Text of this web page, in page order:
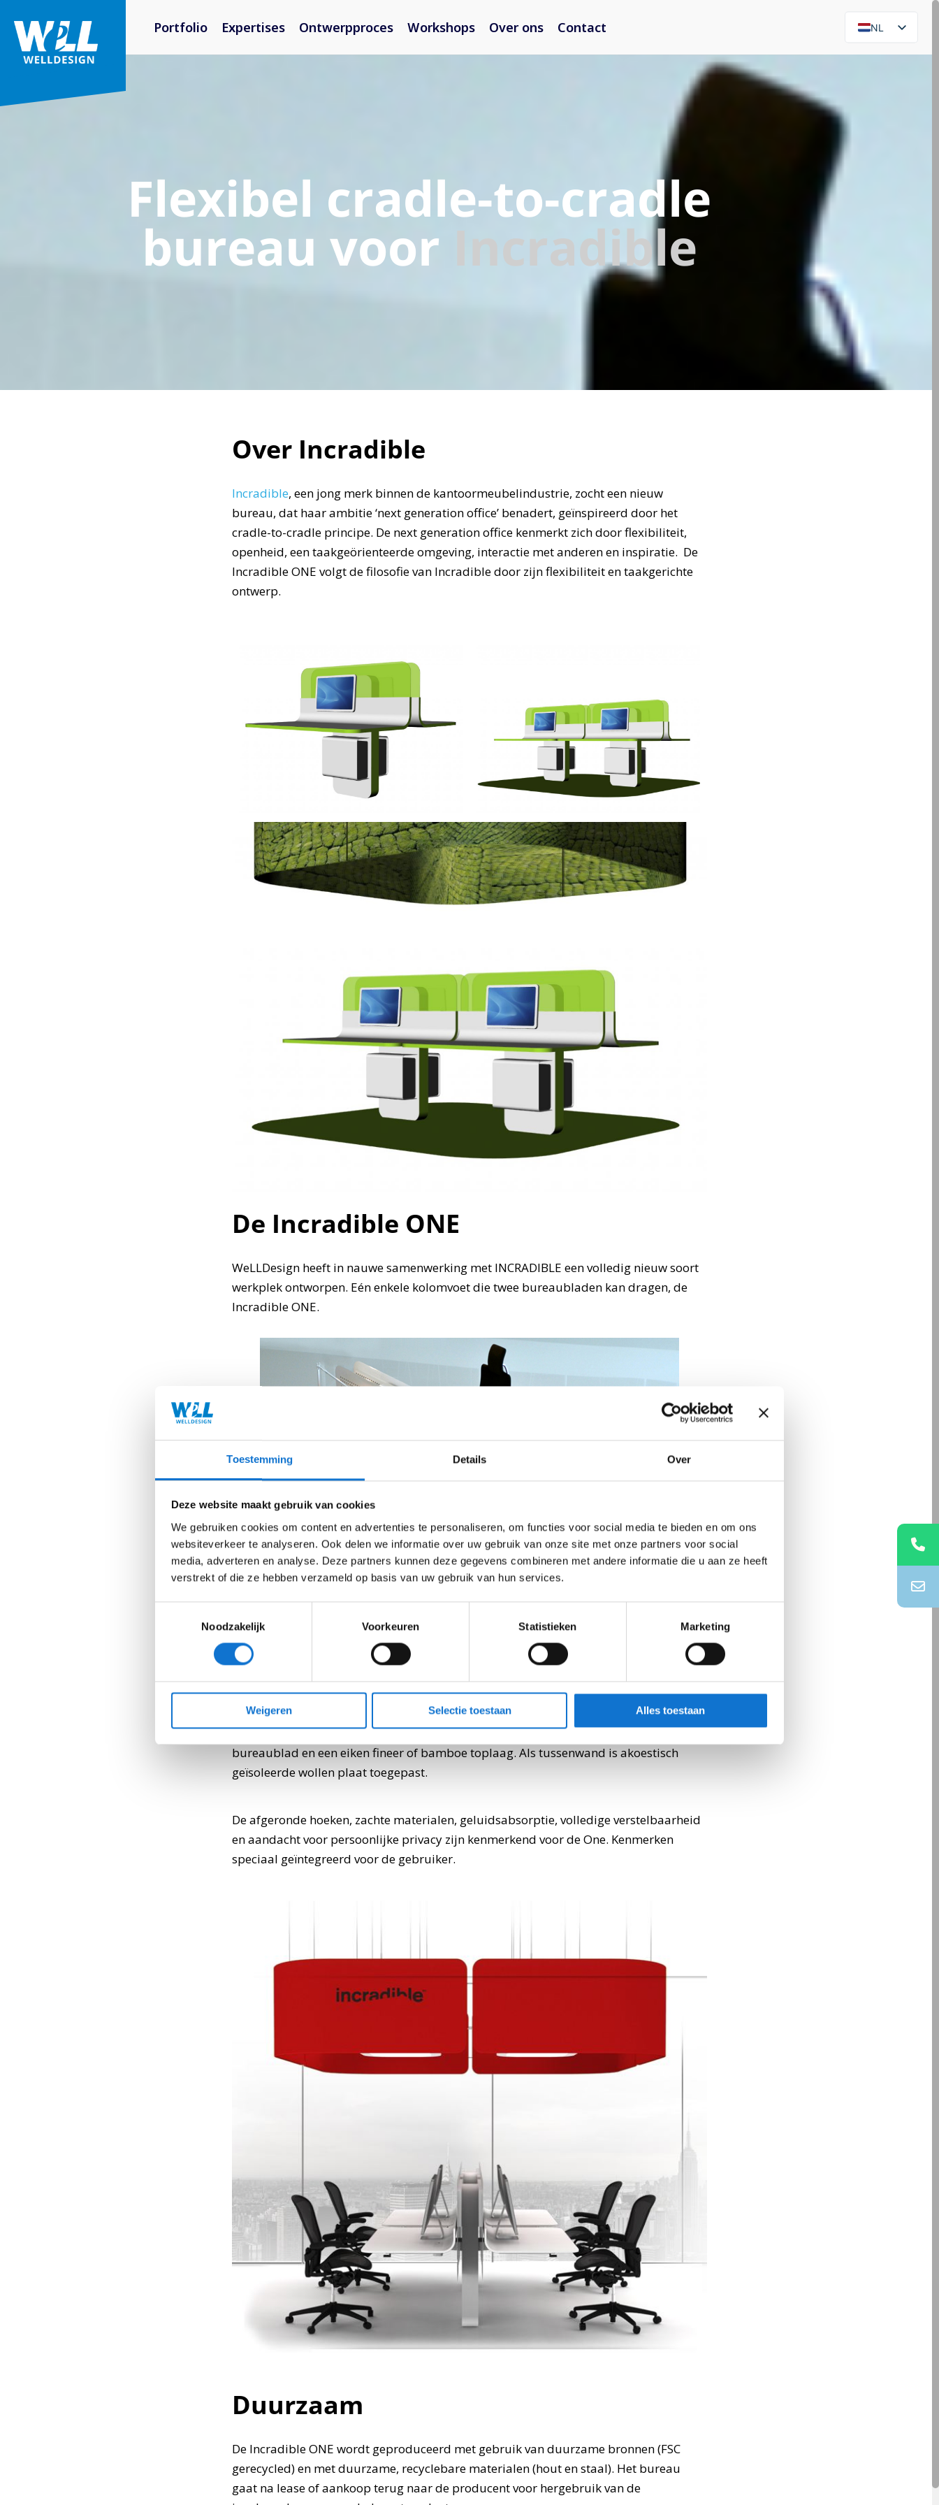
Toestemming Details Over
Deze website maakt gebruik van cookies
We gebruiken cookies om content en advertenties te personaliseren, om functies voor social media te bieden en om ons
websiteverkeer te analyseren. Ook delen we informatie over uw gebruik van onze site met onze partners voor social
media, adverteren en analyse. Deze partners kunnen deze gegevens combineren met andere informatie die u aan ze heeft
verstrekt of die ze hebben verzameld op basis van uw gebruik van hun services.
Noodzakelijk
Voorkeuren Statistieken Marketing
Weigeren Selectie toestaan Alles toestaan
Portfolio Expertises Ontwerpproces Workshops Over ons Contact
NL
Flexibel cradle-to-cradle
bureau voor Incradible
Over Incradible
Incradible, een jong merk binnen de kantoormeubelindustrie, zocht een nieuw
bureau, dat haar ambitie ‘next generation office’ benadert, geïnspireerd door het
cradle-to-cradle principe. De next generation office kenmerkt zich door flexibiliteit,
openheid, een taakgeörienteerde omgeving, interactie met anderen en inspiratie. De
Incradible ONE volgt de filosofie van Incradible door zijn flexibiliteit en taakgerichte
ontwerp.
De Incradible ONE
WeLLDesign heeft in nauwe samenwerking met INCRADIBLE een volledig nieuw soort
werkplek ontworpen. Eén enkele kolomvoet die twee bureaubladen kan dragen, de
Incradible ONE.
systeemvloer. Deze voet huist het mechanisme om het blad in hoogte te verstellen en
zorgt meteen voor een onzichtbare afvoer van kabels. Het ontwerp van de ONE is
gemaakt van duurzame materialen; een stalen kolom met een berken multiplex
bureaublad en een eiken fineer of bamboe toplaag. Als tussenwand is akoestisch
geïsoleerde wollen plaat toegepast.
De afgeronde hoeken, zachte materialen, geluidsabsorptie, volledige verstelbaarheid
en aandacht voor persoonlijke privacy zijn kenmerkend voor de One. Kenmerken
speciaal geïntegreerd voor de gebruiker.
Duurzaam
De Incradible ONE wordt geproduceerd met gebruik van duurzame bronnen (FSC
gerecycled) en met duurzame, recyclebare materialen (hout en staal). Het bureau
gaat na lease of aankoop terug naar de producent voor hergebruik van de